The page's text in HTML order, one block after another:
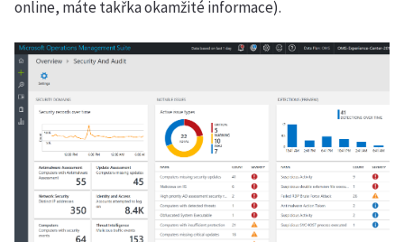
online, máte takřka okamžité informace).